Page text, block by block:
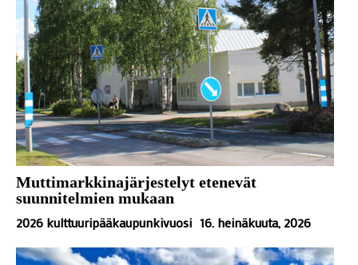
Muttimarkkinajärjestelyt etenevät
suunnitelmien mukaan
2026 kulttuuripääkaupunkivuosi 16. heinäkuuta, 2026